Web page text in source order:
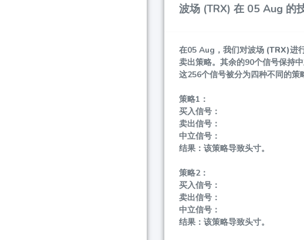
波场 (TRX) 在 05 Aug 的
在05 Aug，我们对波场 (TRX)进
卖出策略。其余的90个信号保持
这256个信号被分为四种不同的策
策略1：
买入信号：
卖出信号：
中立信号：
结果：该策略导致头寸。
策略2：
买入信号：
卖出信号：
中立信号：
结果：该策略导致头寸。